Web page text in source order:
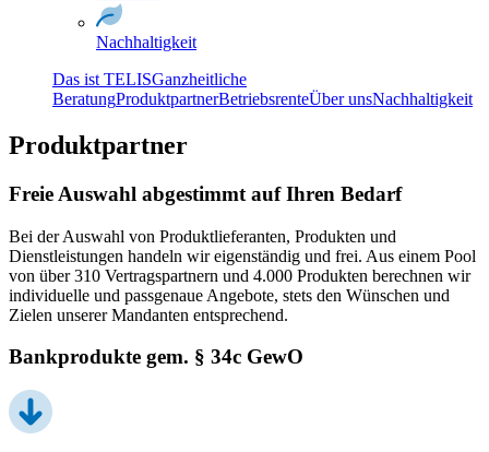
Nachhaltigkeit
Das ist TELISGanzheitliche
BeratungProduktpartnerBetriebsrenteÜber unsNachhaltigkeit
Produktpartner
Freie Auswahl abgestimmt auf Ihren Bedarf
Bei der Auswahl von Produktlieferanten, Produkten und
Dienstleistungen handeln wir eigenständig und frei. Aus einem Pool
von über 310 Vertragspartnern und 4.000 Produkten berechnen wir
individuelle und passgenaue Angebote, stets den Wünschen und
Zielen unserer Mandanten entsprechend.
Bankprodukte gem. § 34c GewO